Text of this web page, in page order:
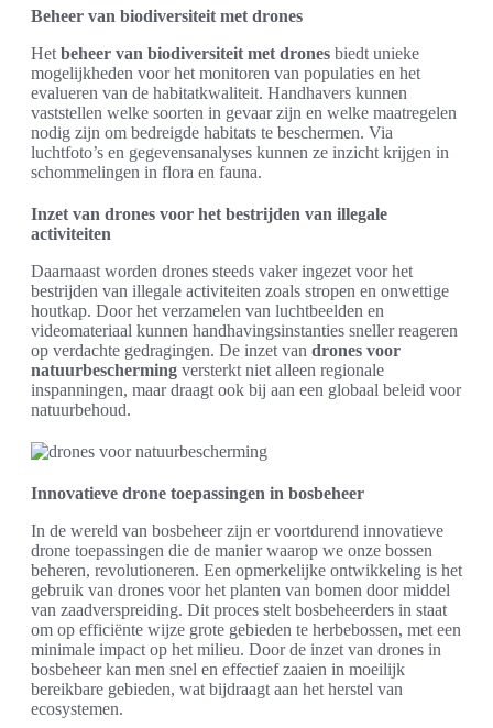
Beheer van biodiversiteit met drones
Het beheer van biodiversiteit met drones biedt unieke
mogelijkheden voor het monitoren van populaties en het
evalueren van de habitatkwaliteit. Handhavers kunnen
vaststellen welke soorten in gevaar zijn en welke maatregelen
nodig zijn om bedreigde habitats te beschermen. Via
luchtfoto’s en gegevensanalyses kunnen ze inzicht krijgen in
schommelingen in flora en fauna.
Inzet van drones voor het bestrijden van illegale
activiteiten
Daarnaast worden drones steeds vaker ingezet voor het
bestrijden van illegale activiteiten zoals stropen en onwettige
houtkap. Door het verzamelen van luchtbeelden en
videomateriaal kunnen handhavingsinstanties sneller reageren
op verdachte gedragingen. De inzet van drones voor
natuurbescherming versterkt niet alleen regionale
inspanningen, maar draagt ook bij aan een globaal beleid voor
natuurbehoud.
Innovatieve drone toepassingen in bosbeheer
In de wereld van bosbeheer zijn er voortdurend innovatieve
drone toepassingen die de manier waarop we onze bossen
beheren, revolutioneren. Een opmerkelijke ontwikkeling is het
gebruik van drones voor het planten van bomen door middel
van zaadverspreiding. Dit proces stelt bosbeheerders in staat
om op efficiënte wijze grote gebieden te herbebossen, met een
minimale impact op het milieu. Door de inzet van drones in
bosbeheer kan men snel en effectief zaaien in moeilijk
bereikbare gebieden, wat bijdraagt aan het herstel van
ecosystemen.